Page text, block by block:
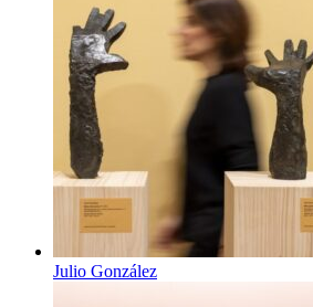
Julio González